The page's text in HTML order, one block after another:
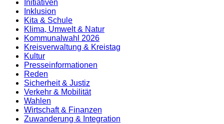
Initiativen
Inklusion
Kita & Schule
Klima, Umwelt & Natur
Kommunalwahl 2026
Kreisverwaltung & Kreistag
Kultur
Presse­informationen
Reden
Sicherheit & Justiz
Verkehr & Mobilität
Wahlen
Wirtschaft & Finanzen
Zuwanderung & Integration